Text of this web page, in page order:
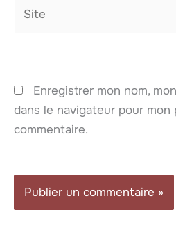
Enregistrer mon nom,
dans le navigateur pour mon
commentaire.